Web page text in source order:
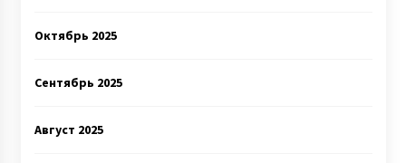
Октябрь 2025
Сентябрь 2025
Август 2025